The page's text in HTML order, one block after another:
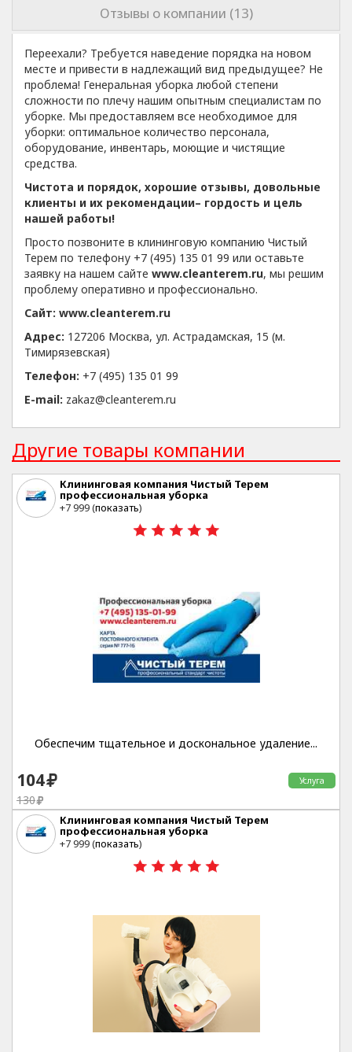
Отзывы о компании (13)
Переехали? Требуется наведение порядка на новом
месте и привести в надлежащий вид предыдущее? Не
проблема! Генеральная уборка любой степени
сложности по плечу нашим опытным специалистам по
уборке. Мы предоставляем все необходимое для
уборки: оптимальное количество персонала,
оборудование, инвентарь, моющие и чистящие
средства.
Чистота и порядок, хорошие отзывы, довольные
клиенты и их рекомендации– гордость и цель
нашей работы!
Просто позвоните в клининговую компанию Чистый
Терем по телефону +7 (495) 135 01 99 или оставьте
заявку на нашем сайте www.cleanterem.ru, мы решим
проблему оперативно и профессионально.
Сайт: www.cleanterem.ru
Адрес: 127206 Москва, ул. Астрадамская, 15 (м.
Тимирязевская)
Телефон: +7 (495) 135 01 99
E-mail: zakaz@cleanterem.ru
Другие товары компании
Клининговая компания Чистый Терем
профессиональная уборка
Москва
+7 999 (показать)
Обеспечим тщательное и доскональное удаление...
104 Услуга
130
Клининговая компания Чистый Терем
профессиональная уборка
Москва
+7 999 (показать)